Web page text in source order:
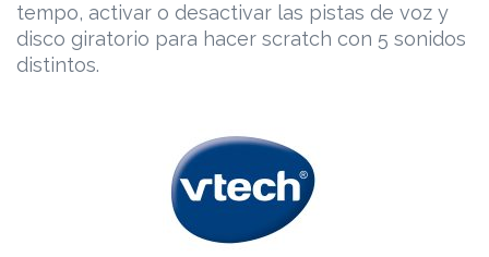
tempo, activar o desactivar las pistas de voz y
disco giratorio para hacer scratch con 5 sonidos
distintos.